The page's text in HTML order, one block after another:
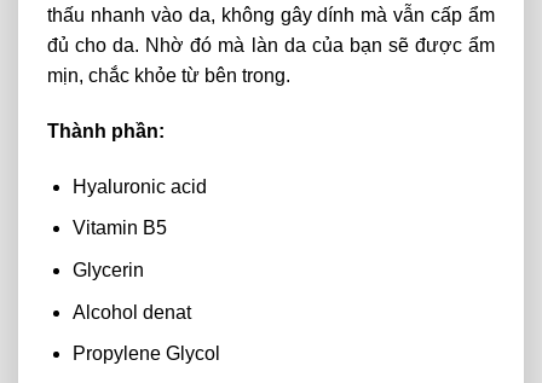
thấu nhanh vào da, không gây dính mà vẫn cấp ẩm
đủ cho da. Nhờ đó mà làn da của bạn sẽ được ẩm
mịn, chắc khỏe từ bên trong.
Thành phần:
Hyaluronic acid
Vitamin B5
Glycerin
Alcohol denat
Propylene Glycol